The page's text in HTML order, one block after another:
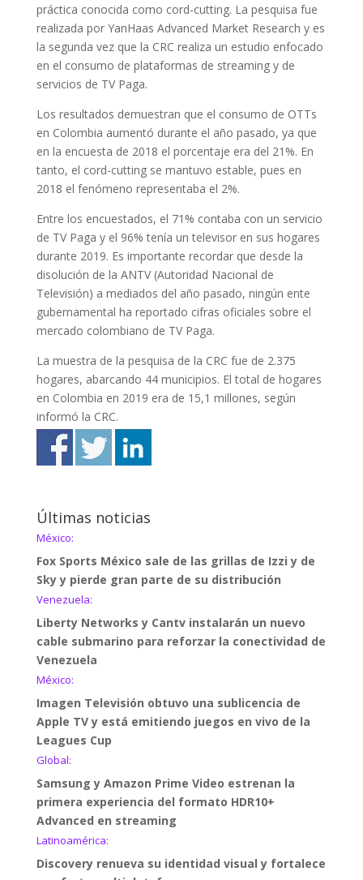
práctica conocida como cord-cutting. La pesquisa fue
realizada por YanHaas Advanced Market Research y es
la segunda vez que la CRC realiza un estudio enfocado
en el consumo de plataformas de streaming y de
servicios de TV Paga.
Los resultados demuestran que el consumo de OTTs
en Colombia aumentó durante el año pasado, ya que
en la encuesta de 2018 el porcentaje era del 21%. En
tanto, el cord-cutting se mantuvo estable, pues en
2018 el fenómeno representaba el 2%.
Entre los encuestados, el 71% contaba con un servicio
de TV Paga y el 96% tenía un televisor en sus hogares
durante 2019. Es importante recordar que desde la
disolución de la ANTV (Autoridad Nacional de
Televisión) a mediados del año pasado, ningún ente
gubernamental ha reportado cifras oficiales sobre el
mercado colombiano de TV Paga.
La muestra de la pesquisa de la CRC fue de 2.375
hogares, abarcando 44 municipios. El total de hogares
en Colombia en 2019 era de 15,1 millones, según
informó la CRC.
Últimas noticias
México:
Fox Sports México sale de las grillas de Izzi y de
Sky y pierde gran parte de su distribución
Venezuela:
Liberty Networks y Cantv instalarán un nuevo
cable submarino para reforzar la conectividad de
Venezuela
México:
Imagen Televisión obtuvo una sublicencia de
Apple TV y está emitiendo juegos en vivo de la
Leagues Cup
Global:
Samsung y Amazon Prime Video estrenan la
primera experiencia del formato HDR10+
Advanced en streaming
Latinoamérica:
Discovery renueva su identidad visual y fortalece